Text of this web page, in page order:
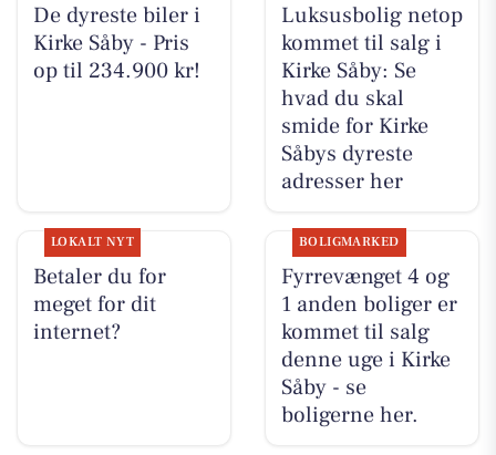
De dyreste biler i
Kirke Såby - Pris
op til 234.900 kr!
Luksusbolig netop
kommet til salg i
Kirke Såby: Se
hvad du skal
smide for Kirke
Såbys dyreste
adresser her
LOKALT NYT
Betaler du for
meget for dit
internet?
BOLIGMARKED
Fyrrevænget 4 og
1 anden boliger er
kommet til salg
denne uge i Kirke
Såby - se
boligerne her.